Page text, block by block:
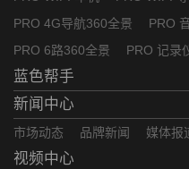
PRO 4G导航360全景
PRO
PRO 6路360全景
PRO 记录
蓝色帮手
新闻中心
市场动态 品牌新闻 媒体报
视频中心